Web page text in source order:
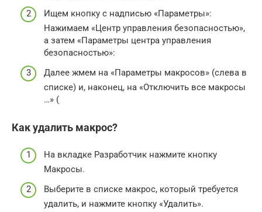
Ищем кнопку с надписью «Параметры»:
Нажимаем «Центр управления безопасностью»,
а затем «Параметры центра управления
безопасностью»:
Далее жмем на «Параметры макросов» (слева в
списке) и, наконец, на «Отключить все макросы
…» (
Как удалить макрос?
На вкладке Разработчик нажмите кнопку
Макросы.
Выберите в списке макрос, который требуется
удалить, и нажмите кнопку «Удалить».